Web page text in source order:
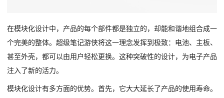
在模块化设计中，产品的每个部件都是独立的，却能和谐地组合成一
个完美的整体。超级笔记游侠将这一理念发挥到极致：电池、主板、
甚至外壳，都可以由用户轻松更换。这种突破性的设计，为电子产品
注入了新的活力。
模块化设计有多方面的优势。首先，它大大延长了产品的使用寿命。